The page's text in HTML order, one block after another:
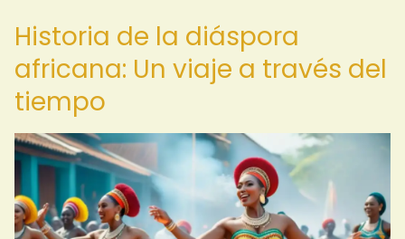
Historia de la diáspora
africana: Un viaje a través del
tiempo